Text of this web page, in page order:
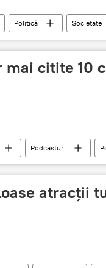
Politică Societate
deputați
mai citite 10
Podcasturi
atracții